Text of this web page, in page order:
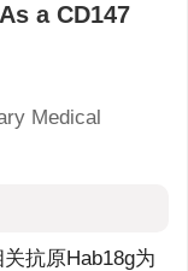
a CD147
Medical
抗原Hab18g为